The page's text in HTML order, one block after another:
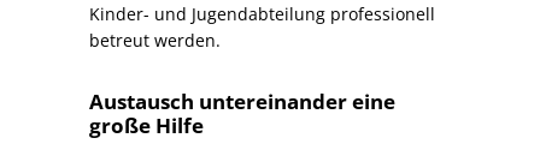
Kinder- und Jugendabteilung professionell
betreut werden.
Austausch untereinander eine
große Hilfe